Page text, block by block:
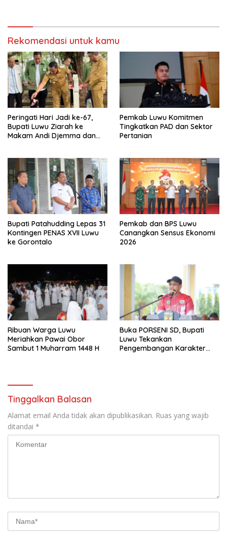
Rekomendasi untuk kamu
Peringati Hari Jadi ke-67,
Bupati Luwu Ziarah ke
Makam Andi Djemma dan
Pemkab Luwu Komitmen
Tingkatkan PAD dan Sektor
Pertanian
Bupati Patahudding Lepas 31
Kontingen PENAS XVII Luwu
ke Gorontalo
Pemkab dan BPS Luwu
Canangkan Sensus Ekonomi
2026
Ribuan Warga Luwu
Meriahkan Pawai Obor
Sambut 1 Muharram 1448 H
Buka PORSENI SD, Bupati
Luwu Tekankan
Pengembangan Karakter
Tinggalkan Balasan
Alamat email Anda tidak akan dipublikasikan. Ruas yang wajib
ditandai *